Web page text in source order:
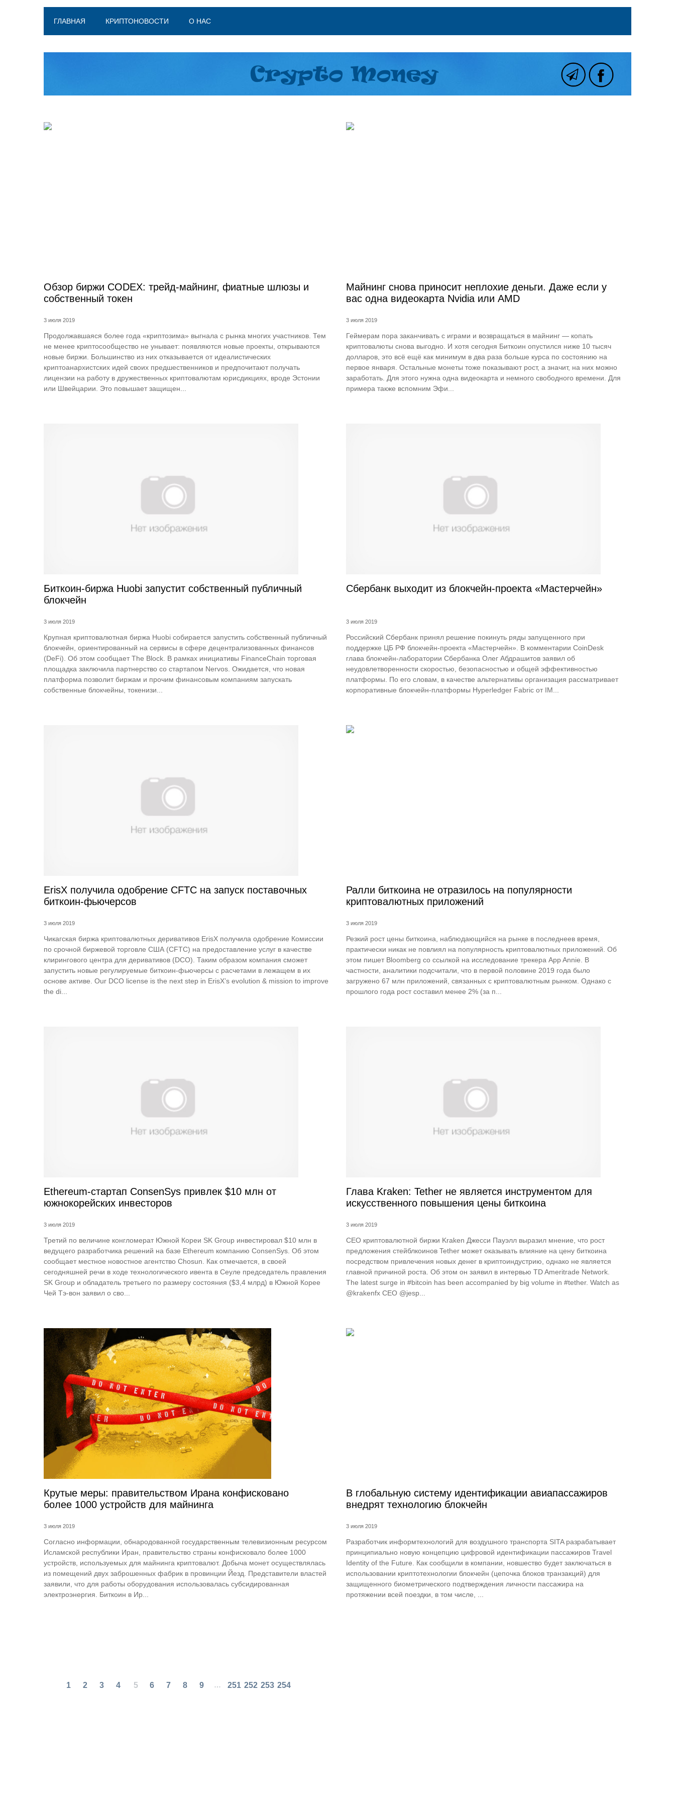
ГЛАВНАЯ КРИПТОНОВОСТИ О НАС
Обзор биржи CODEX: трейд-майнинг, фиатные шлюзы и
собственный токен
3 июля 2019
Продолжавшаяся более года «криптозима» выгнала с рынка многих участников. Тем
не менее криптосообщество не унывает: появляются новые проекты, открываются
новые биржи. Большинство из них отказывается от идеалистических
криптоанархистских идей своих предшественников и предпочитают получать
лицензии на работу в дружественных криптовалютам юрисдикциях, вроде Эстонии
или Швейцарии. Это повышает защищен...
Майнинг снова приносит неплохие деньги. Даже если у
вас одна видеокарта Nvidia или AMD
3 июля 2019
Геймерам пора заканчивать с играми и возвращаться в майнинг — копать
криптовалюты снова выгодно. И хотя сегодня Биткоин опустился ниже 10 тысяч
долларов, это всё ещё как минимум в два раза больше курса по состоянию на
первое января. Остальные монеты тоже показывают рост, а значит, на них можно
заработать. Для этого нужна одна видеокарта и немного свободного времени. Для
примера также вспомним Эфи...
Биткоин-биржа Huobi запустит собственный публичный
блокчейн
3 июля 2019
Крупная криптовалютная биржа Huobi собирается запустить собственный публичный
блокчейн, ориентированный на сервисы в сфере децентрализованных финансов
(DeFi). Об этом сообщает The Block. В рамках инициативы FinanceChain торговая
площадка заключила партнерство со стартапом Nervos. Ожидается, что новая
платформа позволит биржам и прочим финансовым компаниям запускать
собственные блокчейны, токенизи...
Сбербанк выходит из блокчейн-проекта «Мастерчейн»
3 июля 2019
Российский Сбербанк принял решение покинуть ряды запущенного при
поддержке ЦБ РФ блокчейн-проекта «Мастерчейн». В комментарии CoinDesk
глава блокчейн-лаборатории Сбербанка Олег Абдрашитов заявил об
неудовлетворенности скоростью, безопасностью и общей эффективностью
платформы. По его словам, в качестве альтернативы организация рассматривает
корпоративные блокчейн-платформы Hyperledger Fabric от IM...
ErisX получила одобрение CFTC на запуск поставочных
биткоин-фьючерсов
3 июля 2019
Чикагская биржа криптовалютных деривативов ErisX получила одобрение Комиссии
по срочной биржевой торговле США (CFTC) на предоставление услуг в качестве
клирингового центра для деривативов (DCO). Таким образом компания сможет
запустить новые регулируемые биткоин-фьючерсы с расчетами в лежащем в их
основе активе. Our DCO license is the next step in ErisX’s evolution & mission to improve
the di...
Ралли биткоина не отразилось на популярности
криптовалютных приложений
3 июля 2019
Резкий рост цены биткоина, наблюдающийся на рынке в последнеев время,
практически никак не повлиял на популярность криптовалютных приложений. Об
этом пишет Bloomberg со ссылкой на исследование трекера App Annie. В
частности, аналитики подсчитали, что в первой половине 2019 года было
загружено 67 млн приложений, связанных с криптовалютным рынком. Однако с
прошлого года рост составил менее 2% (за п...
Ethereum-стартап ConsenSys привлек $10 млн от
южнокорейских инвесторов
3 июля 2019
Третий по величине конгломерат Южной Кореи SK Group инвестировал $10 млн в
ведущего разработчика решений на базе Ethereum компанию ConsenSys. Об этом
сообщает местное новостное агентство Chosun. Как отмечается, в своей
сегодняшней речи в ходе технологического ивента в Сеуле председатель правления
SK Group и обладатель третьего по размеру состояния ($3,4 млрд) в Южной Корее
Чей Тэ-вон заявил о сво...
Глава Kraken: Tether не является инструментом для
искусственного повышения цены биткоина
3 июля 2019
СЕО криптовалютной биржи Kraken Джесси Пауэлл выразил мнение, что рост
предложения стейблкоинов Tether может оказывать влияние на цену биткоина
посредством привлечения новых денег в криптоиндустрию, однако не является
главной причиной роста. Об этом он заявил в интервью TD Ameritrade Network.
The latest surge in #bitcoin has been accompanied by big volume in #tether. Watch as
@krakenfx CEO @jesp...
Крутые меры: правительством Ирана конфисковано
более 1000 устройств для майнинга
3 июля 2019
Согласно информации, обнародованной государственным телевизионным ресурсом
Исламской республики Иран, правительство страны конфисковало более 1000
устройств, используемых для майнинга криптовалют. Добыча монет осуществлялась
из помещений двух заброшенных фабрик в провинции Йезд. Представители властей
заявили, что для работы оборудования использовалась субсидированная
электроэнергия. Биткоин в Ир...
В глобальную систему идентификации авиапассажиров
внедрят технологию блокчейн
3 июля 2019
Разработчик информтехнологий для воздушного транспорта SITA разрабатывает
принципиально новую концепцию цифровой идентификации пассажиров Travel
Identity of the Future. Как сообщили в компании, новшество будет заключаться в
использовании криптотехнологии блокчейн (цепочка блоков транзакций) для
защищенного биометрического подтверждения личности пассажира на
протяжении всей поездки, в том числе, ...
1 2 3 4 5 6 7 8 9 … 251 252 253 254